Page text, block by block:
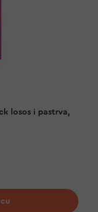
losos i pastrva,